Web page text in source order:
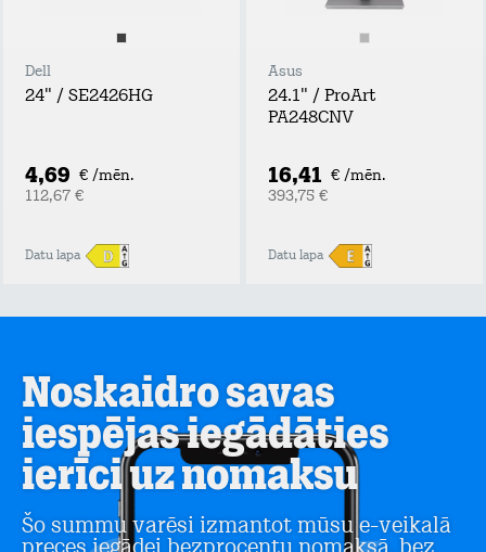
Dell
24" / SE2426HG
4,69 € /mēn.
112,67 €
Datu lapa
Asus
24.1" / ProArt
PA248CNV
16,41 € /mēn.
393,75 €
Datu lapa
Noskaidro savas
iespējas iegādāties
ierīci uz nomaksu
Šo summu varēsi izmantot mūsu e-veikalā